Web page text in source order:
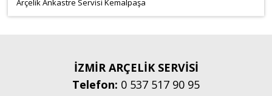
Arçelik Ankastre Servisi Kemalpaşa
İZMİR ARÇELİK SERVİSİ
Telefon: 0 537 517 90 95